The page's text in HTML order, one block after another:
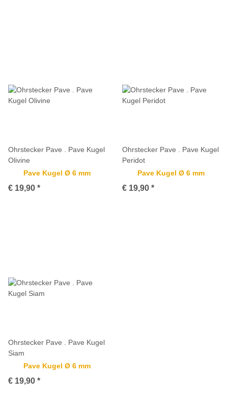
Ohrstecker Pave . Pave Kugel
Olivine
Pave Kugel Ø 6 mm
€ 19,90 *
Ohrstecker Pave . Pave Kugel
Peridot
Pave Kugel Ø 6 mm
€ 19,90 *
Ohrstecker Pave . Pave Kugel
Siam
Pave Kugel Ø 6 mm
€ 19,90 *